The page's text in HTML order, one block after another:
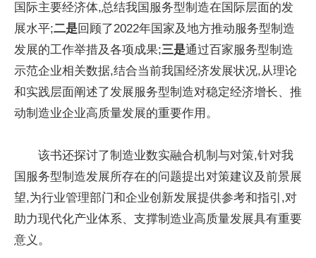
国际主要经济体,总结我国服务型制造在国际层面的发
展水平;二是回顾了2022年国家及地方推动服务型制造
发展的工作举措及各项成果;三是通过百家服务型制造
示范企业相关数据,结合当前我国经济发展状况,从理论
和实践层面阐述了发展服务型制造对稳定经济增长、推
动制造业企业高质量发展的重要作用。
该书还探讨了制造业数实融合机制与对策,针对我
国服务型制造发展所存在的问题提出对策建议及前景展
望,为行业管理部门和企业创新发展提供参考和指引,对
助力现代化产业体系、支撑制造业高质量发展具有重要
意义。